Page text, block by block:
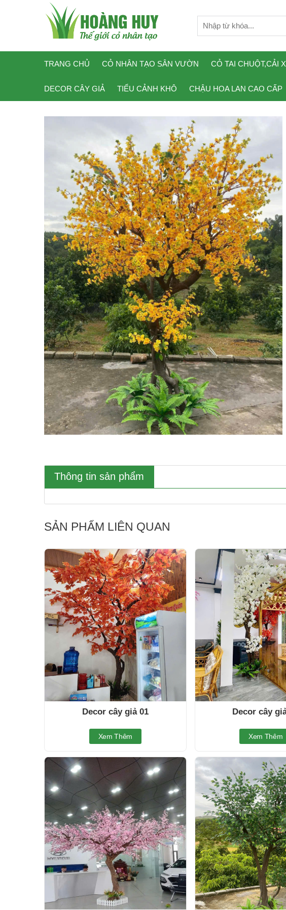
TRANG CHỦ CỎ NHÂN TẠO SÂN VƯỜN CỎ TAI CHUỘT,CẢI
DECOR CÂY GIẢ TIỂU CẢNH KHÔ CHẬU HOA LAN CAO CẤP
Thông tin sản phẩm
SẢN PHẨM LIÊN QUAN
Decor cây giả 01
Xem Thêm
Decor cây
Xem Thêm